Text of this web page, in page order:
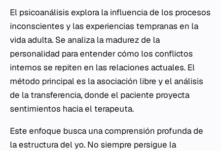
El psicoanálisis explora la influencia de los procesos
inconscientes y las experiencias tempranas en la
vida adulta. Se analiza la madurez de la
personalidad para entender cómo los conflictos
internos se repiten en las relaciones actuales. El
método principal es la asociación libre y el análisis
de la transferencia, donde el paciente proyecta
sentimientos hacia el terapeuta.
Este enfoque busca una comprensión profunda de
la estructura del yo. No siempre persigue la